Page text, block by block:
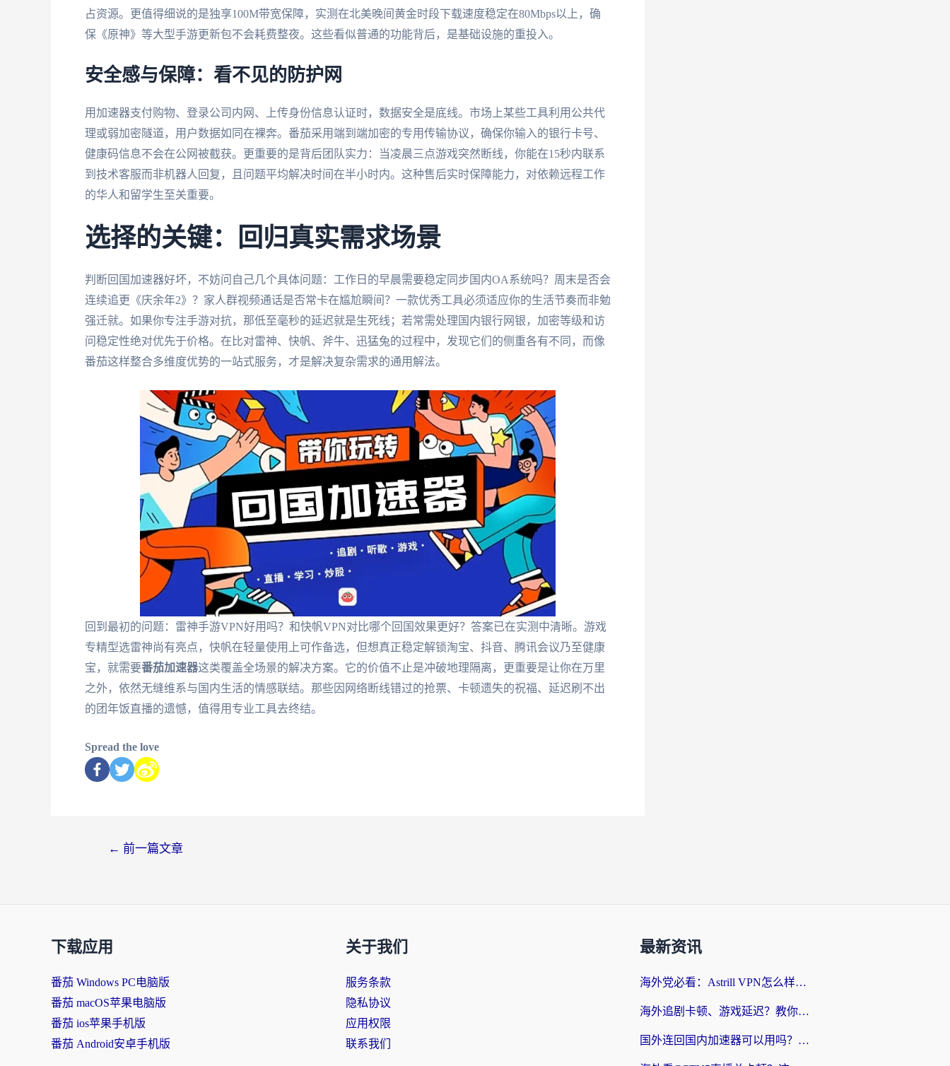
占资源。更值得细说的是独享100M带宽保障，实测在北美晚间黄金时段下载速度稳定在80Mbps以上，确
保《原神》等大型手游更新包不会耗费整夜。这些看似普通的功能背后，是基础设施的重投入。
安全感与保障：看不见的防护网
用加速器支付购物、登录公司内网、上传身份信息认证时，数据安全是底线。市场上某些工具利用公共代
理或弱加密隧道，用户数据如同在裸奔。番茄采用端到端加密的专用传输协议，确保你输入的银行卡号、
健康码信息不会在公网被截获。更重要的是背后团队实力：当凌晨三点游戏突然断线，你能在15秒内联系
到技术客服而非机器人回复，且问题平均解决时间在半小时内。这种售后实时保障能力，对依赖远程工作
的华人和留学生至关重要。
选择的关键：回归真实需求场景
判断回国加速器好坏，不妨问自己几个具体问题：工作日的早晨需要稳定同步国内OA系统吗？周末是否会
连续追更《庆余年2》？家人群视频通话是否常卡在尴尬瞬间？一款优秀工具必须适应你的生活节奏而非勉
强迁就。如果你专注手游对抗，那低至毫秒的延迟就是生死线；若常需处理国内银行网银，加密等级和访
问稳定性绝对优先于价格。在比对雷神、快帆、斧牛、迅猛兔的过程中，发现它们的侧重各有不同，而像
番茄这样整合多维度优势的一站式服务，才是解决复杂需求的通用解法。
回到最初的问题：雷神手游VPN好用吗？和快帆VPN对比哪个回国效果更好？答案已在实测中清晰。游戏
专精型选雷神尚有亮点，快帆在轻量使用上可作备选，但想真正稳定解锁淘宝、抖音、腾讯会议乃至健康
宝，就需要番茄加速器这类覆盖全场景的解决方案。它的价值不止是冲破地理隔离，更重要是让你在万里
之外，依然无缝维系与国内生活的情感联结。那些因网络断线错过的抢票、卡顿遗失的祝福、延迟刷不出
的团年饭直播的遗憾，值得用专业工具去终结。
Spread the love
← 前一篇文章
下载应用
番茄 Windows PC电脑版
番茄 macOS苹果电脑版
番茄 ios苹果手机版
番茄 Android安卓手机版
关于我们
服务条款
隐私协议
应用权限
联系我们
最新资讯
海外党必看：Astrill VPN怎么样？3步选对回国加速器实现无缝刷剧玩游戏
海外追剧卡顿、游戏延迟？教你选回国加速器，附免费加速器试用一小时福利
国外连回国内加速器可以用吗？海外党亲测实用指南，解决追剧游戏卡顿难题